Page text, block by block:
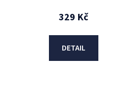
329 Kč
DETAIL